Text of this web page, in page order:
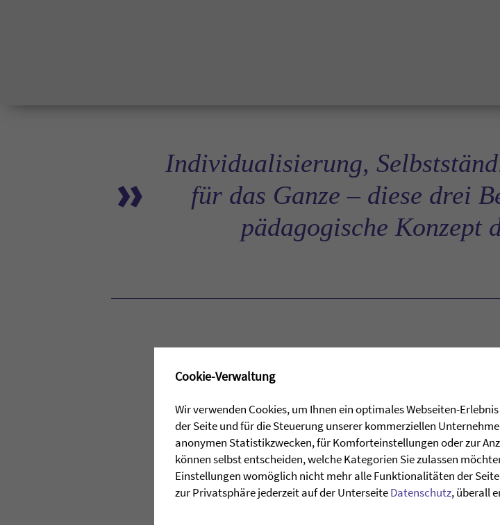
»
Individualisierung,
für das Ganze – diese drei
pädagogische Konzept
FILME AUS DER
Cookie-Verwaltung
Wir verwenden Cookies, um Ihnen ein optimales Webseiten-
der Seite und für die Steuerung unserer kommerziellen
anonymen Statistikzwecken, für Komforteinstellungen oder zur
können selbst entscheiden, welche Kategorien Sie zulassen
Einstellungen womöglich nicht mehr alle Funktionalitäten der
zur Privatsphäre jederzeit auf der UnterseiteDatenschutz, überall